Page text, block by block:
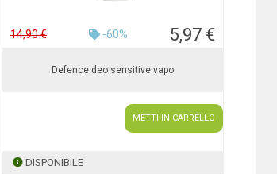
14,90 € -60% 5,97 €
Defence deo sensitive vapo
METTI IN CARRELLO
DISPONIBILE